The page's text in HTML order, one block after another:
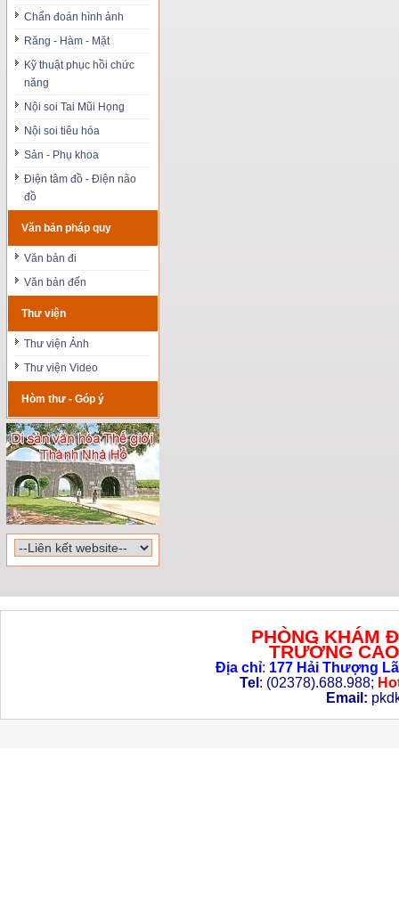
Chẩn đoán hình ảnh
Răng - Hàm - Mặt
Kỹ thuật phục hồi chức
năng
Nội soi Tai Mũi Họng
Nội soi tiêu hóa
Sản - Phụ khoa
Điện tâm đồ - Điện não
đồ
Văn bản pháp quy
Văn bản đi
Văn bản đến
Thư viện
Thư viện Ảnh
Thư viện Video
Hòm thư - Góp ý
PHÒNG KHÁM
TRƯỜNG
Địa chỉ: 177 Hải Thượng
Tel : (02378).688.988;
Email: